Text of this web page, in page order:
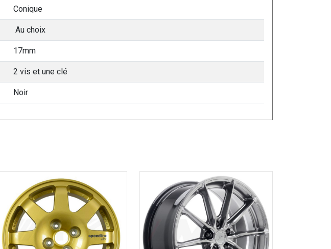
Conique
Au choix
17mm
2 vis et une clé
Noir